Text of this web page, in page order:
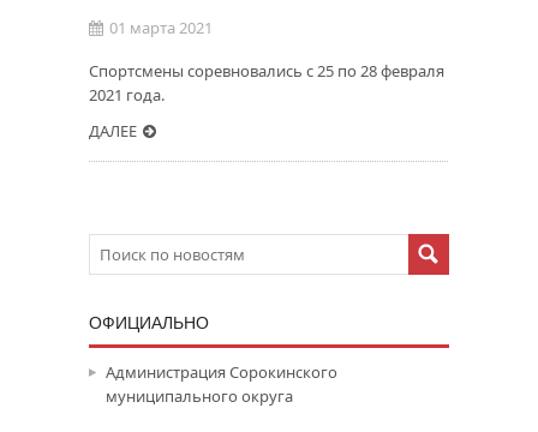
01 марта 2021
Спортсмены соревновались с 25 по 28 февраля
2021 года.
ДАЛЕЕ
ОФИЦИАЛЬНО
Администрация Сорокинского
муниципального округа